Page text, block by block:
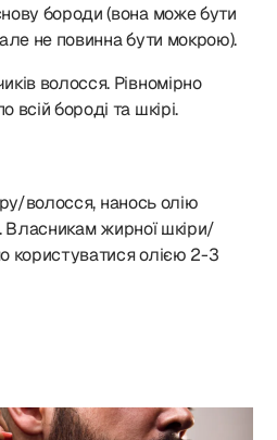
бороди (вона може бути
не повинна бути мокрою).
волосся. Рівномірно
всій бороді та шкірі.
волосся, нанось олію
жирної шкіри/
користуватися олією 2-3